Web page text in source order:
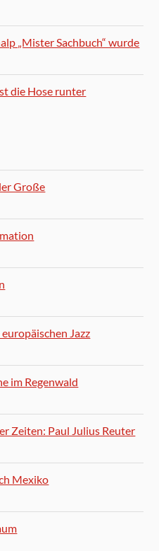
„Mister Sachbuch“ wurde
die Hose runter
Große
Jazz
im Regenwald
Zeiten: Paul Julius Reuter
Mexiko